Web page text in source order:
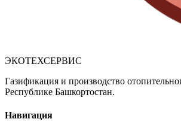
ЭКОТЕХСЕРВИС
Газификация и производство
Республике Башкортостан.
Навигация